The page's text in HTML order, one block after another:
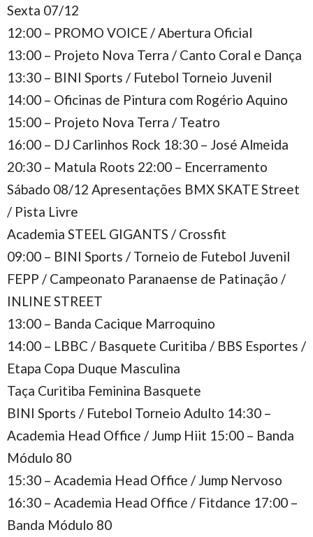
Sexta 07/12
12:00 – PROMO VOICE / Abertura Oficial
13:00 – Projeto Nova Terra / Canto Coral e Dança
13:30 – BINI Sports / Futebol Torneio Juvenil
14:00 – Oficinas de Pintura com Rogério Aquino
15:00 – Projeto Nova Terra / Teatro
16:00 – DJ Carlinhos Rock 18:30 – José Almeida
20:30 – Matula Roots 22:00 – Encerramento
Sábado 08/12 Apresentações BMX SKATE Street
/ Pista Livre
Academia STEEL GIGANTS / Crossfit
09:00 – BINI Sports / Torneio de Futebol Juvenil
FEPP / Campeonato Paranaense de Patinação /
INLINE STREET
13:00 – Banda Cacique Marroquino
14:00 – LBBC / Basquete Curitiba / BBS Esportes /
Etapa Copa Duque Masculina
Taça Curitiba Feminina Basquete
BINI Sports / Futebol Torneio Adulto 14:30 –
Academia Head Office / Jump Hiit 15:00 – Banda
Módulo 80
15:30 – Academia Head Office / Jump Nervoso
16:30 – Academia Head Office / Fitdance 17:00 –
Banda Módulo 80